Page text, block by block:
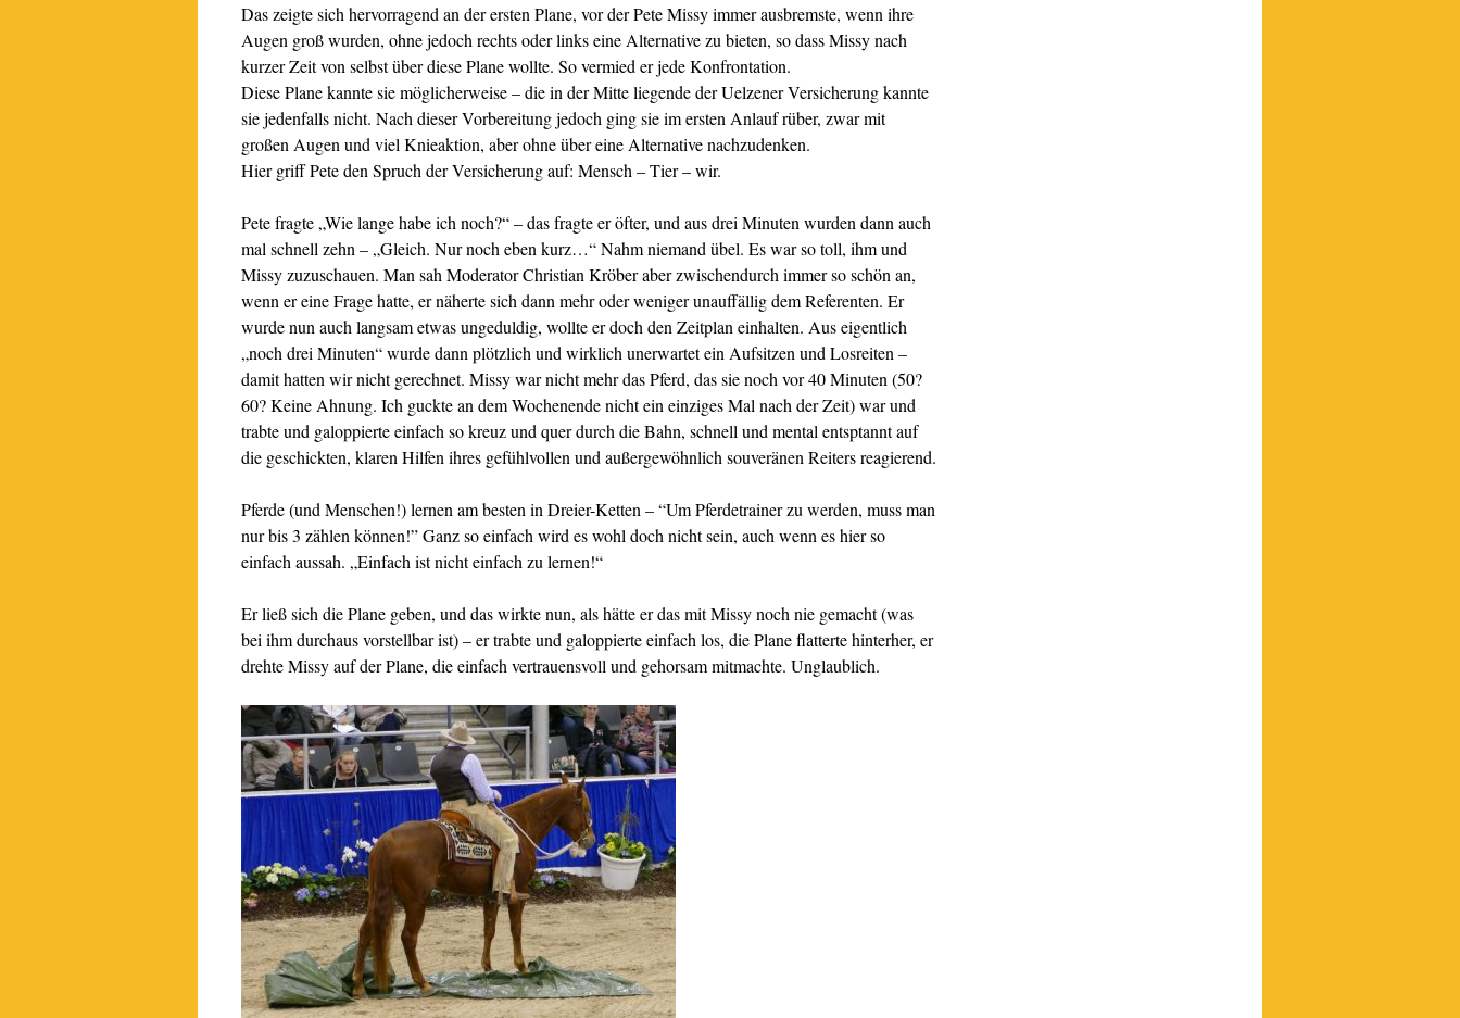
Das zeigte sich hervorragend an der ersten Plane, vor der Pete Missy immer ausbremste, wenn ihre
Augen groß wurden, ohne jedoch rechts oder links eine Alternative zu bieten, so dass Missy nach
kurzer Zeit von selbst über diese Plane wollte. So vermied er jede Konfrontation.
Diese Plane kannte sie möglicherweise – die in der Mitte liegende der Uelzener Versicherung kannte
sie jedenfalls nicht. Nach dieser Vorbereitung jedoch ging sie im ersten Anlauf rüber, zwar mit
großen Augen und viel Knieaktion, aber ohne über eine Alternative nachzudenken.
Hier griff Pete den Spruch der Versicherung auf: Mensch – Tier – wir.
Pete fragte „Wie lange habe ich noch?“ – das fragte er öfter, und aus drei Minuten wurden dann auch
mal schnell zehn – „Gleich. Nur noch eben kurz…“ Nahm niemand übel. Es war so toll, ihm und
Missy zuzuschauen. Man sah Moderator Christian Kröber aber zwischendurch immer so schön an,
wenn er eine Frage hatte, er näherte sich dann mehr oder weniger unauffällig dem Referenten. Er
wurde nun auch langsam etwas ungeduldig, wollte er doch den Zeitplan einhalten. Aus eigentlich
„noch drei Minuten“ wurde dann plötzlich und wirklich unerwartet ein Aufsitzen und Losreiten –
damit hatten wir nicht gerechnet. Missy war nicht mehr das Pferd, das sie noch vor 40 Minuten (50?
60? Keine Ahnung. Ich guckte an dem Wochenende nicht ein einziges Mal nach der Zeit) war und
trabte und galoppierte einfach so kreuz und quer durch die Bahn, schnell und mental entsptannt auf
die geschickten, klaren Hilfen ihres gefühlvollen und außergewöhnlich souveränen Reiters reagierend.
Pferde (und Menschen!) lernen am besten in Dreier-Ketten – “Um Pferdetrainer zu werden, muss man
nur bis 3 zählen können!” Ganz so einfach wird es wohl doch nicht sein, auch wenn es hier so
einfach aussah. „Einfach ist nicht einfach zu lernen!“
Er ließ sich die Plane geben, und das wirkte nun, als hätte er das mit Missy noch nie gemacht (was
bei ihm durchaus vorstellbar ist) – er trabte und galoppierte einfach los, die Plane flatterte hinterher, er
drehte Missy auf der Plane, die einfach vertrauensvoll und gehorsam mitmachte. Unglaublich.